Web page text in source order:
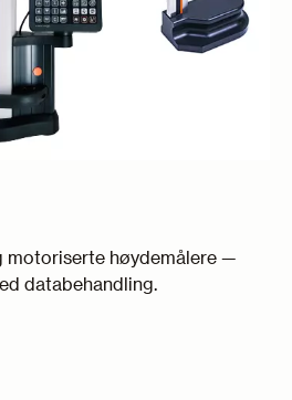
motoriserte høydemålere —
databehandling.